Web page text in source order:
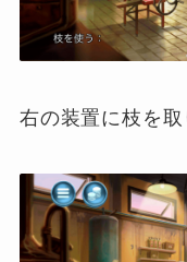
右の装置に枝を取